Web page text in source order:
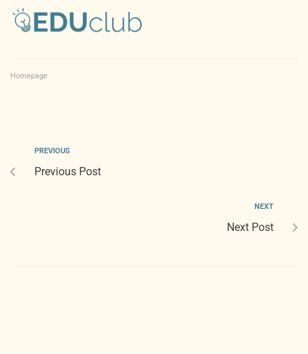
Homepage
PREVIOUS
Previous Post
NEXT
Next Post